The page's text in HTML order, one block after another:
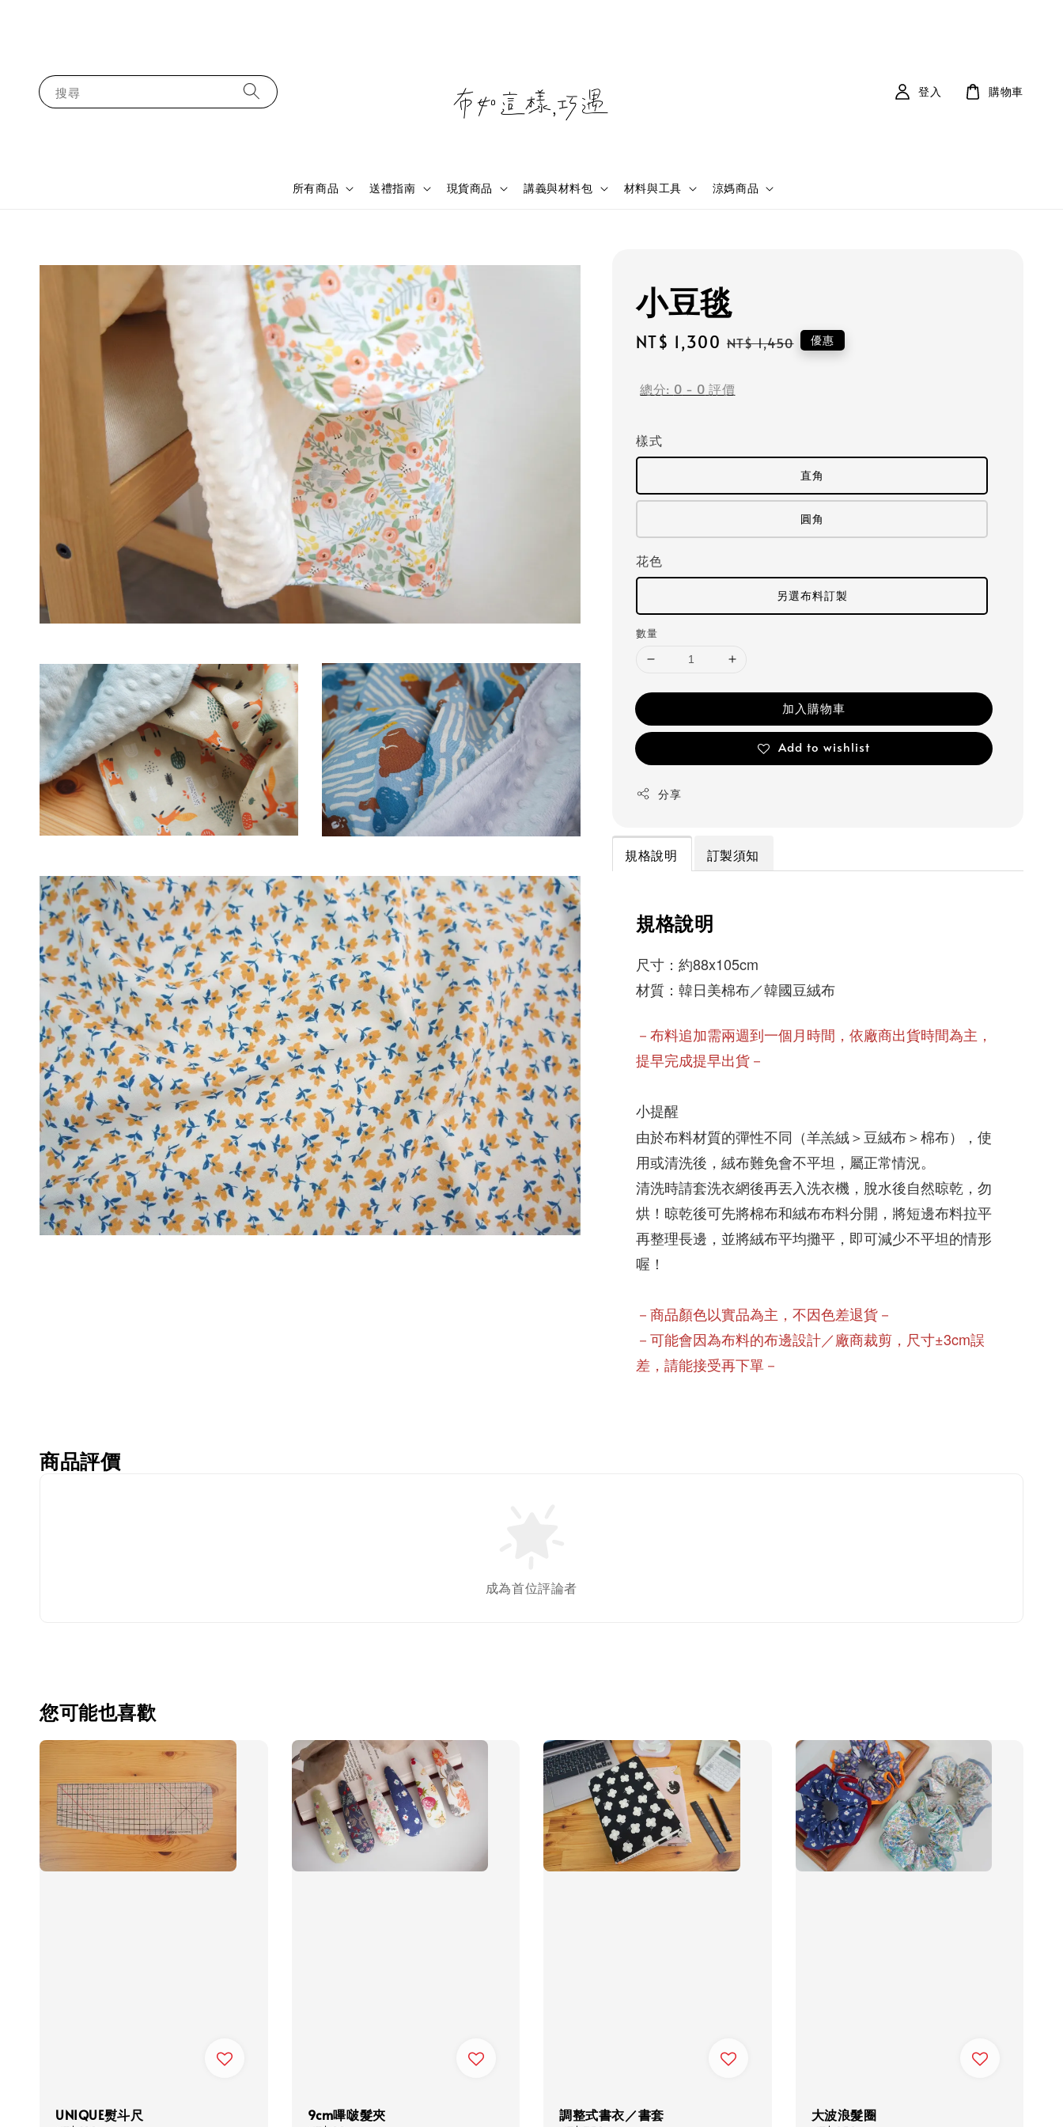
搜尋
所有商品 送禮指南 現貨商品 講義與材料包 材料與工具 涼媽商品
登入 購物車
小豆毯
Sale
NT$ 1,300 Regular
NT$ 1,450 優惠
總分: 0 - 0 評價
樣式
直角
圓角
花色
另選布料訂製
數量
加入購物車
Add to wishlist
分享
規格說明 訂製須知
規格說明
尺寸：約88x105cm
材質：韓日美棉布／韓國豆絨布
－布料追加需兩週到一個月時間，依廠商出貨時間為主，
提早完成提早出貨－
小提醒
由於布料材質的彈性不同（羊羔絨＞豆絨布＞棉布），使
用或清洗後，絨布難免會不平坦，屬正常情況。
清洗時請套洗衣網後再丟入洗衣機，脫水後自然晾乾，勿
烘！晾乾後可先將棉布和絨布布料分開，將短邊布料拉平
再整理長邊，並將絨布平均攤平，即可減少不平坦的情形
喔！
－商品顏色以實品為主，不因色差退貨－
－可能會因為布料的布邊設計／廠商裁剪，尺寸±3cm誤
差，請能接受再下單－
商品評價
成為首位評論者
您可能也喜歡
UNIQUE熨斗尺 9cm嗶啵髮夾 調整式書衣／書套 大波浪髮圈